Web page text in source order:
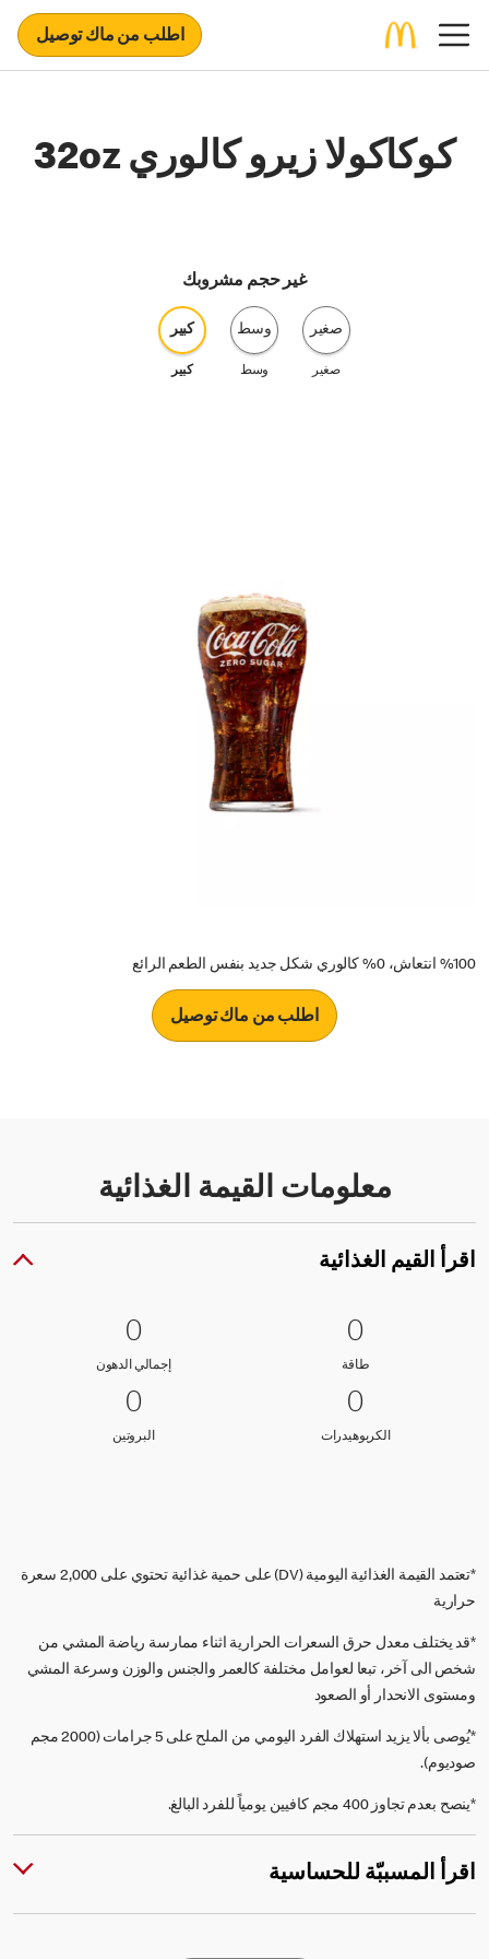
اطلب من ماك توصيل
كوكاكولا زيرو كالوري 32oz
غير حجم مشروبك
صغير
صغير
وسط
وسط
كبير
كبير
%100 انتعاش، 0% كالوري شكل جديد بنفس الطعم الرائع
اطلب من ماك توصيل
معلومات القيمة الغذائية
اقرأ القيم الغذائية
0 طاقة
0
0
طاقةطاقة
0 إجمالي الدهون
0
إجمالي الدهونإجمالي الدهون
0 الكربوهيدرات
0
0
الكربوهيدراتالكربوهيدرات
0 البروتين
0
البروتين
*تعتمد القيمة الغذائية اليومية (DV) على حمية غذائية تحتوي على 2,000 سعرة
حرارية
*قد يختلف معدل حرق السعرات الحرارية اثناء ممارسة رياضة المشي من
شخص الى آخر، تبعا لعوامل مختلفة كالعمر والجنس والوزن وسرعة المشي
ومستوى الانحدار أو الصعود
*يُوصى بألا يزيد استهلاك الفرد اليومي من الملح على 5 جرامات (2000 مجم
صوديوم).
*ينصح بعدم تجاوز 400 مجم كافيين يومياً للفرد البالغ.
اقرأ المسببّة للحساسية